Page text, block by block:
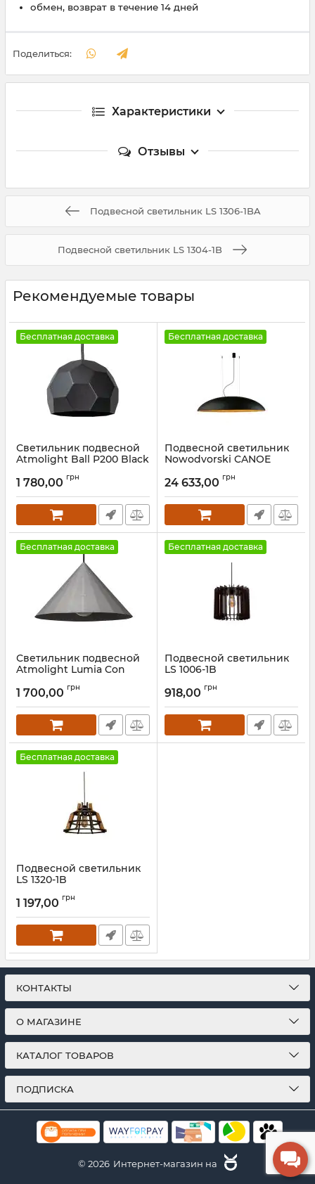
обмен, возврат в течение 14 дней
Поделиться:
Характеристики
Отзывы
Подвесной светильник LS 1306-1BA
Подвесной светильник LS 1304-1B
Рекомендуемые товары
Бесплатная доставка
Светильник подвесной
Atmolight Ball P200 Black
1 780,00 грн
Бесплатная доставка
Подвесной светильник
Nowodvorski CANOE
Артикул:7926
24 633,00 грн
Бесплатная доставка
Светильник подвесной
Atmolight Lumia Con
Артикул:1291715
1 700,00 грн
Бесплатная доставка
Подвесной светильник
LS 1006-1B
918,00 грн
Бесплатная доставка
Подвесной светильник
LS 1320-1B
1 197,00 грн
КОНТАКТЫ
О МАГАЗИНЕ
КАТАЛОГ ТОВАРОВ
ПОДПИСКА
© 2026 Интернет-магазин на